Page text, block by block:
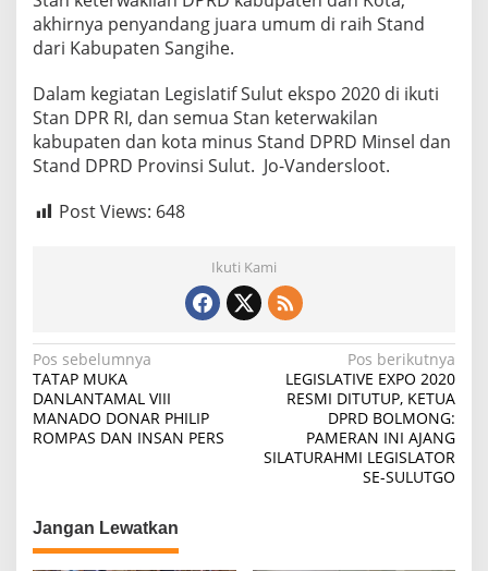
akhirnya penyandang juara umum di raih Stand
dari Kabupaten Sangihe.
Dalam kegiatan Legislatif Sulut ekspo 2020 di ikuti
Stan DPR RI, dan semua Stan keterwakilan
kabupaten dan kota minus Stand DPRD Minsel dan
Stand DPRD Provinsi Sulut. Jo-Vandersloot.
Post Views: 648
Ikuti Kami
Navigasi
pos
Pos sebelumnya
TATAP MUKA
DANLANTAMAL VIII
MANADO DONAR PHILIP
ROMPAS DAN INSAN PERS
Pos berikutnya
LEGISLATIVE EXPO 2020
RESMI DITUTUP, KETUA
DPRD BOLMONG:
PAMERAN INI AJANG
SILATURAHMI LEGISLATOR
SE-SULUTGO
Jangan Lewatkan